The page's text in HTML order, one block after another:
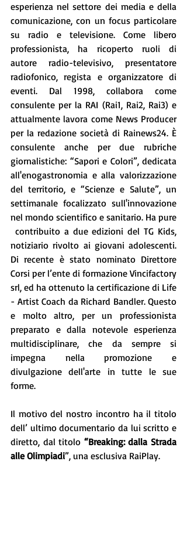
esperienza nel settore dei media e della
comunicazione, con un focus particolare
su radio e televisione. Come libero
professionista, ha ricoperto ruoli di
autore radio-televisivo, presentatore
radiofonico, regista e organizzatore di
eventi. Dal 1998, collabora come
consulente per la RAI (Rai1, Rai2, Rai3) e
attualmente lavora come News Producer
per la redazione società di Rainews24. È
consulente anche per due rubriche
giornalistiche: “Sapori e Colori”, dedicata
all'enogastronomia e alla valorizzazione
del territorio, e “Scienze e Salute”, un
settimanale focalizzato sull'innovazione
nel mondo scientifico e sanitario. Ha pure
contribuito a due edizioni del TG Kids,
notiziario rivolto ai giovani adolescenti.
Di recente è stato nominato Direttore
Corsi per l’ente di formazione Vincifactory
srl, ed ha ottenuto la certificazione di Life
- Artist Coach da Richard Bandler. Questo
e molto altro, per un professionista
preparato e dalla notevole esperienza
multidisciplinare, che da sempre si
impegna nella promozione e
divulgazione dell'arte in tutte le sue
forme.
Il motivo del nostro incontro ha il titolo
dell’ ultimo documentario da lui scritto e
diretto, dal titolo “Breaking: dalla Strada
alle Olimpiadi”, una esclusiva RaiPlay.